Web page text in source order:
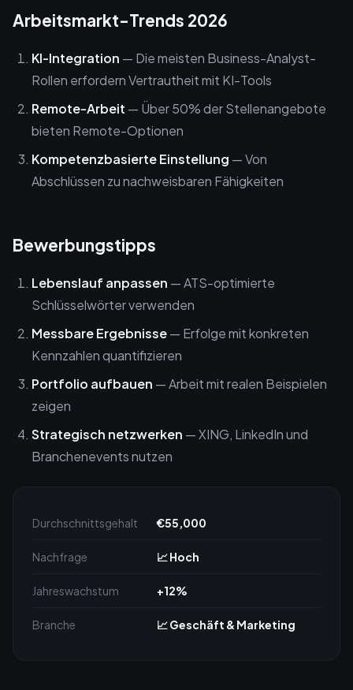
Arbeitsmarkt-Trends 2026
KI-Integration — Die meisten Business-Analyst-
Rollen erfordern Vertrautheit mit KI-Tools
Remote-Arbeit — Über 50% der Stellenangebote
bieten Remote-Optionen
Kompetenzbasierte Einstellung — Von
Abschlüssen zu nachweisbaren Fähigkeiten
Bewerbungstipps
Lebenslauf anpassen — ATS-optimierte
Schlüsselwörter verwenden
Messbare Ergebnisse— Erfolge mit konkreten
Kennzahlen quantifizieren
Portfolio aufbauen — Arbeit mit realen Beispielen
zeigen
Strategisch netzwerken — XING, LinkedIn und
Branchenevents nutzen
Durchschnittsgehalt €55,000
Nachfrage 📈 Hoch
Jahreswachstum +12%
Branche 📈 Geschäft & Marketing